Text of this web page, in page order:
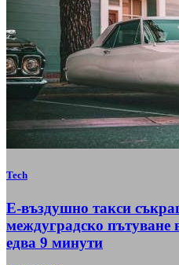
Tech
Е-въздушно такси
междуградско
едва 9 минути